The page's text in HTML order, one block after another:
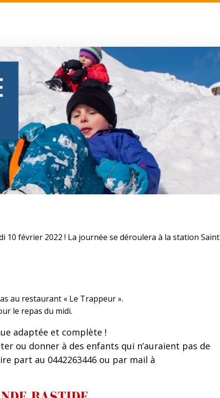
10 février 2022 ! La journée se déroulera à la station Saint
au restaurant « Le Trappeur ».
le repas du midi.
adaptée et complète !
ou donner à des enfants qui n’auraient pas de
part au 0442263446 ou par mail à